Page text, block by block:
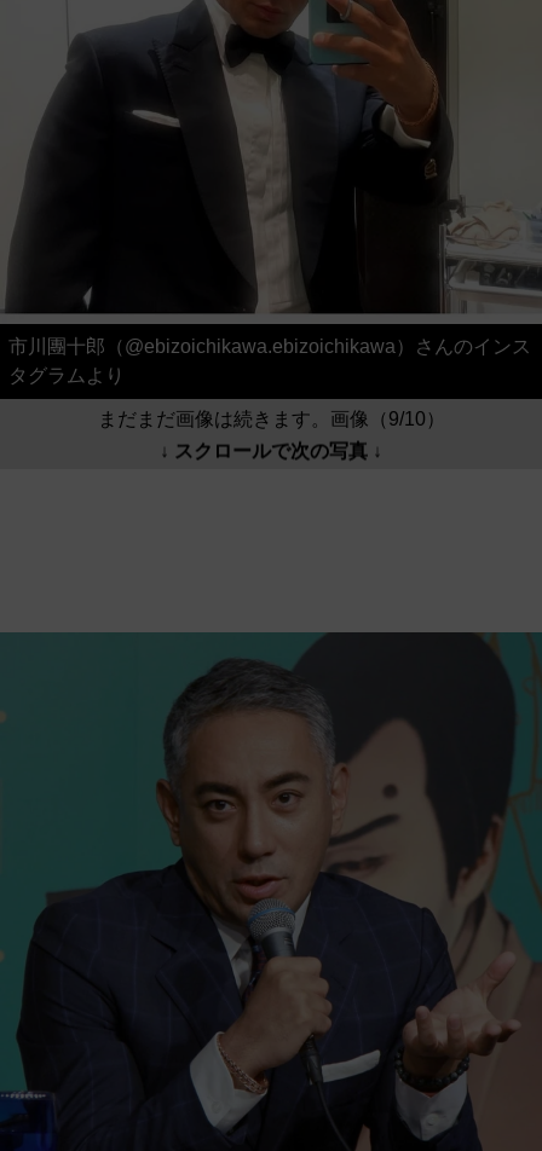
市川團十郎（@ebizoichikawa.ebizoichikawa）さんのインス
タグラムより
まだまだ画像は続きます。画像（9/10）
↓ スクロールで次の写真 ↓